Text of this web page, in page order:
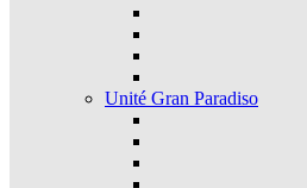
Unité Gran Paradiso